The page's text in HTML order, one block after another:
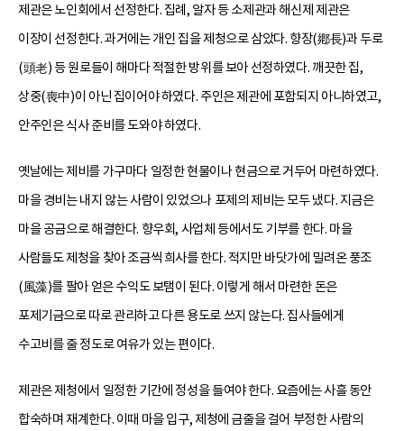
제관은 노인회에서 선정한다. 집례, 알자 등 소제관과 해신제 제관은
이장이 선정한다. 과거에는 개인 집을 제청으로 삼았다. 향장(鄕長)과 두로
(頭老) 등 원로들이 해마다 적절한 방위를 보아 선정하였다. 깨끗한 집,
상중(喪中)이 아닌 집이어야 하였다. 주인은 제관에 포함되지 아니하였고,
안주인은 식사 준비를 도와야 하였다.
옛날에는 제비를 가구마다 일정한 현물이나 현금으로 거두어 마련하였다.
마을 경비는 내지 않는 사람이 있었으나 포제의 제비는 모두 냈다. 지금은
마을 공금으로 해결한다. 향우회, 사업체 등에서도 기부를 한다. 마을
사람들도 제청을 찾아 조금씩 희사를 한다. 적지만 바닷가에 밀려온 풍조
(風藻)를 팔아 얻은 수익도 보탬이 된다. 이렇게 해서 마련한 돈은
포제기금으로 따로 관리하고 다른 용도로 쓰지 않는다. 집사들에게
수고비를 줄 정도로 여유가 있는 편이다.
제관은 제청에서 일정한 기간에 정성을 들여야 한다. 요즘에는 사흘 동안
합숙하며 재계한다. 이때 마을 입구, 제청에 금줄을 걸어 부정한 사람의